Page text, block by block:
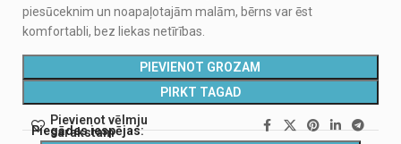
piesūceknim un noapaļotajām malām, bērns var ēst
komfortabli, bez liekas netīrības.
PIEVIENOT GROZAM
PIRKT TAGAD
Pievienot vēlmju
sarakstam
Piegādes iespējas: